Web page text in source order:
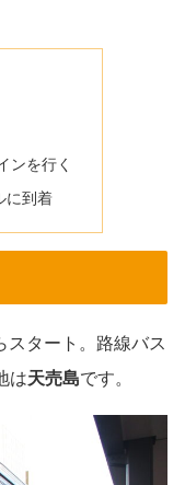
ンを行く
に到着
スタート。路線バス
は天売島です。